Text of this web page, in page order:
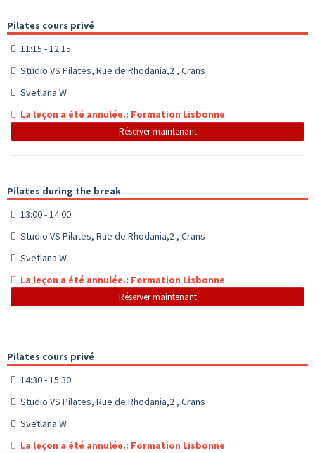
Pilates cours privé
11:15 - 12:15
Studio VS Pilates, Rue de Rhodania,2 , Crans
Svetlana W
La leçon a été annulée.: Formation Lisbonne
Réserver maintenant
Pilates during the break
13:00 - 14:00
Studio VS Pilates, Rue de Rhodania,2 , Crans
Svetlana W
La leçon a été annulée.: Formation Lisbonne
Réserver maintenant
Pilates cours privé
14:30 - 15:30
Studio VS Pilates, Rue de Rhodania,2 , Crans
Svetlana W
La leçon a été annulée.: Formation Lisbonne